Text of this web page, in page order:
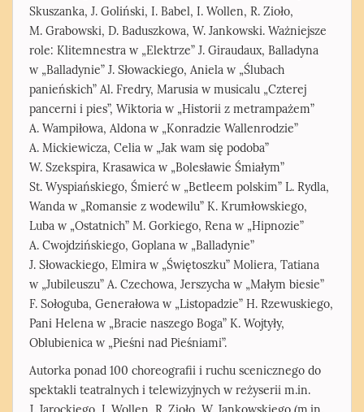
Skuszanka, J. Goliński, I. Babel, I. Wollen, R. Zioło,
M. Grabowski, D. Baduszkowa, W. Jankowski. Ważniejsze
role: Klitemnestra w „Elektrze” J. Giraudaux, Balladyna
w „Balladynie” J. Słowackiego, Aniela w „Ślubach
panieńskich” Al. Fredry, Marusia w musicalu „Czterej
pancerni i pies”, Wiktoria w „Historii z metrampażem”
A. Wampiłowa, Aldona w „Konradzie Wallenrodzie”
A. Mickiewicza, Celia w „Jak wam się podoba”
W. Szekspira, Krasawica w „Bolesławie Śmiałym”
St. Wyspiańskiego, Śmierć w „Betleem polskim” L. Rydla,
Wanda w „Romansie z wodewilu” K. Krumłowskiego,
Luba w „Ostatnich” M. Gorkiego, Rena w „Hipnozie”
A. Cwojdzińskiego, Goplana w „Balladynie”
J. Słowackiego, Elmira w „Świętoszku” Moliera, Tatiana
w „Jubileuszu” A. Czechowa, Jerszycha w „Małym biesie”
F. Sołoguba, Generałowa w „Listopadzie” H. Rzewuskiego,
Pani Helena w „Bracie naszego Boga” K. Wojtyły,
Oblubienica w „Pieśni nad Pieśniami”.
Autorka ponad 100 choreografii i ruchu scenicznego do
spektakli teatralnych i telewizyjnych w reżyserii m.in.